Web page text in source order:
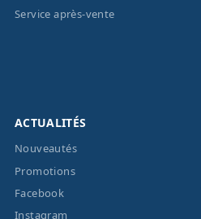
Service après-vente
ACTUALITÉS
Nouveautés
Promotions
Facebook
Instagram